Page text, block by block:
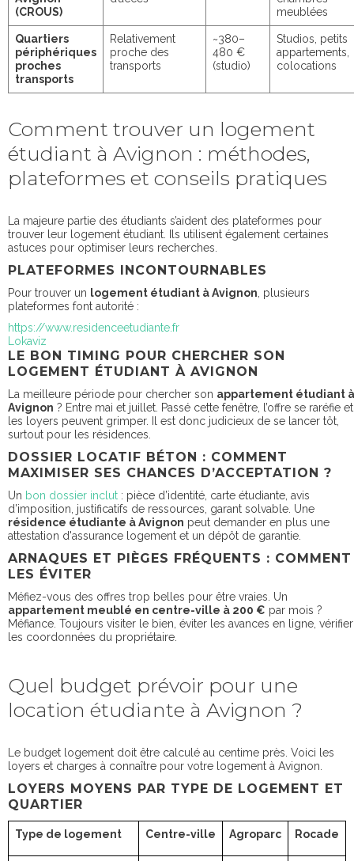
(CROUS)
meublées
Quartiers
périphériques
proches
transports
Relativement
proche des
transports
~380–
480 €
(studio)
Studios, petits
appartements,
colocations
Comment trouver un logement
étudiant à Avignon : méthodes,
plateformes et conseils pratiques
La majeure partie des étudiants s’aident des plateformes pour
trouver leur logement étudiant. Ils utilisent également certaines
astuces pour optimiser leurs recherches.
PLATEFORMES INCONTOURNABLES
Pour trouver un logement étudiant à Avignon , plusieurs
plateformes font autorité :
https://www.residenceetudiante.fr
Lokaviz
LE BON TIMING POUR CHERCHER SON
LOGEMENT ÉTUDIANT À AVIGNON
La meilleure période pour chercher son appartement étudiant à
Avignon ? Entre mai et juillet. Passé cette fenêtre, l’offre se raréfie et
les loyers peuvent grimper. Il est donc judicieux de se lancer tôt,
surtout pour les résidences.
DOSSIER LOCATIF BÉTON : COMMENT
MAXIMISER SES CHANCES D’ACCEPTATION ?
Un bon dossier inclut : pièce d’identité, carte étudiante, avis
d’imposition, justificatifs de ressources, garant solvable. Une
résidence étudiante à Avignon peut demander en plus une
attestation d'assurance logement et un dépôt de garantie.
ARNAQUES ET PIÈGES FRÉQUENTS : COMMENT
LES ÉVITER
Méfiez-vous des offres trop belles pour être vraies. Un
appartement meublé en centre-ville à 200 € par mois ?
Méfiance. Toujours visiter le bien, éviter les avances en ligne, vérifier
les coordonnées du propriétaire.
Quel budget prévoir pour une
location étudiante à Avignon ?
Le budget logement doit être calculé au centime près. Voici les
loyers et charges à connaître pour votre logement à Avignon.
LOYERS MOYENS PAR TYPE DE LOGEMENT ET
QUARTIER
Type de logement Centre-ville Agroparc Rocade